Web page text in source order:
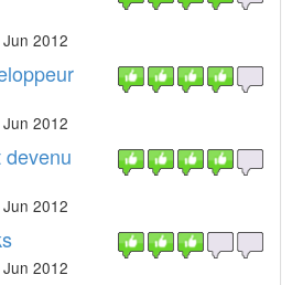
2012
2012
2012
2012